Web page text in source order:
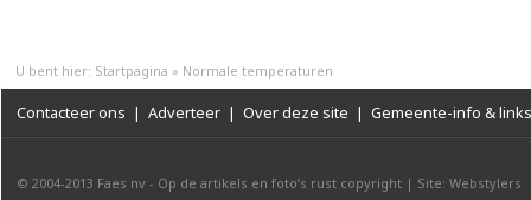
U bent hier: Startpagina » Normale temperaturen
Contacteer ons | Adverteer | Over deze site | Gemeente-info & links
© 2004-2013 Faes nv - Op de artikels en foto’s rust copyright | Site: Webstylers